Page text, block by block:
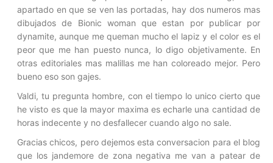
apartado en que se ven las portadas, hay dos numeros mas
dibujados de Bionic woman que estan por publicar por
dynamite, aunque me queman mucho el lapiz y el color es el
peor que me han puesto nunca, lo digo objetivamente. En
otras editoriales mas malillas me han coloreado mejor. Pero
bueno eso son gajes.
Valdi, tu pregunta hombre, con el tiempo lo unico cierto que
he visto es que la mayor maxima es echarle una cantidad de
horas indecente y no desfallecer cuando algo no sale.
Gracias chicos, pero dejemos esta conversacion para el blog
que los jandemore de zona negativa me van a patear de